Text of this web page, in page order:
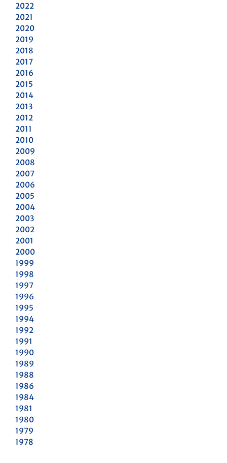
2022
2021
2020
2019
2018
2017
2016
2015
2014
2013
2012
2011
2010
2009
2008
2007
2006
2005
2004
2003
2002
2001
2000
1999
1998
1997
1996
1995
1994
1992
1991
1990
1989
1988
1986
1984
1981
1980
1979
1978